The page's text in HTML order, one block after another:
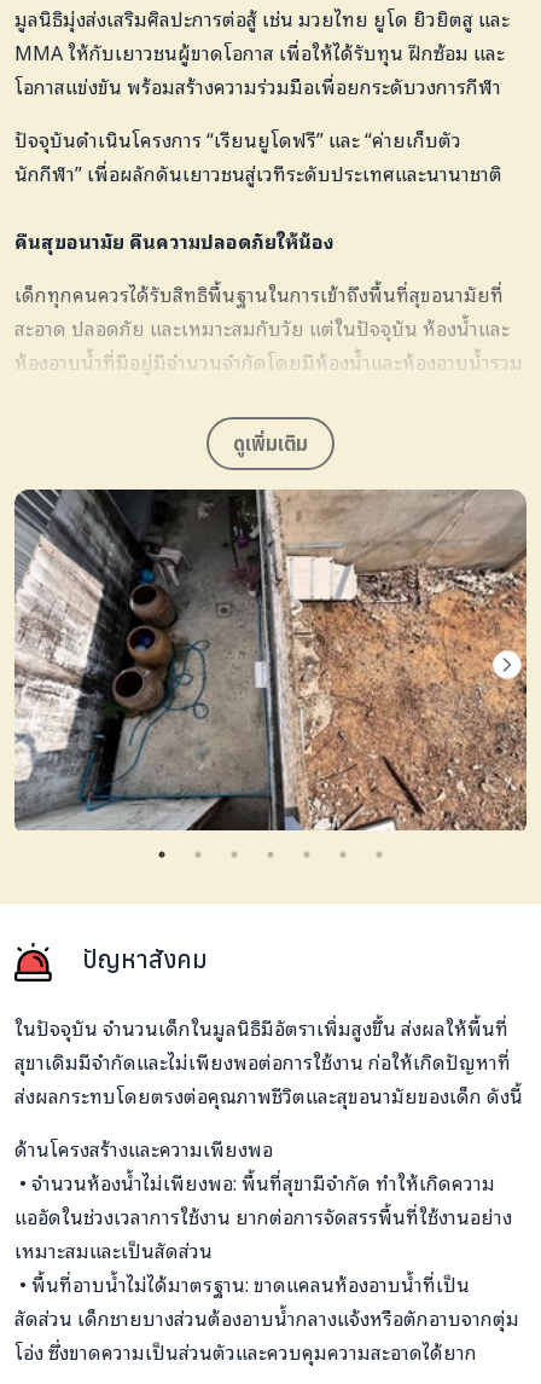
มูลนิธิมุ่งส่งเสริมศิลปะการต่อสู้ เช่น มวยไทย ยูโด ยิวยิตสู และ
MMA ให้กับเยาวชนผู้ขาดโอกาส เพื่อให้ได้รับทุน ฝึกซ้อม และ
โอกาสแข่งขัน พร้อมสร้างความร่วมมือเพื่อยกระดับวงการกีฬา
ปัจจุบันดำเนินโครงการ “เรียนยูโดฟรี” และ “ค่ายเก็บตัว
นักกีฬา” เพื่อผลักดันเยาวชนสู่เวทีระดับประเทศและนานาชาติ
คืนสุขอนามัย คืนความปลอดภัยให้น้อง
เด็กทุกคนควรได้รับสิทธิพื้นฐานในการเข้าถึงพื้นที่สุขอนามัยที่
สะอาด ปลอดภัย และเหมาะสมกับวัย แต่ในปัจจุบัน ห้องน้ำและ
ห้องอาบน้ำที่มีอยู่มีจำนวนจำกัดโดยมีห้องน้ำและห้องอาบน้ำรวม
ได้ ส่งผลต่อการดูแลรักษาความสะอาดและสุขอนามัยของเด็ก
โครงการนี้จึงมุ่งมั่นที่จะสร้างห้องสุขาและห้องอาบน้ำใหม่สำหรับ
เด็กโดยเฉพาะเพื่อเพิ่มจำนวนพื้นที่ใช้งานให้เพียงพอต่อความ
ต้องการจริง ลดความแออัด ง่ายต่อการดูแลรักษาความสะอาดและ
ที่สำคัญที่สุดคือการสร้างพื้นที่ปลอดภัยเพื่อคุณภาพชีวิตและการ
เติบโตที่ดีของเด็กทุกคนในระยะยาว
ดูเพิ่มเติม
ปัญหาสังคม
ในปัจจุบัน จำนวนเด็กในมูลนิธิมีอัตราเพิ่มสูงขึ้น ส่งผลให้พื้นที่
สุขาเดิมมีจำกัดและไม่เพียงพอต่อการใช้งาน ก่อให้เกิดปัญหาที่
ส่งผลกระทบโดยตรงต่อคุณภาพชีวิตและสุขอนามัยของเด็ก ดังนี้
ด้านโครงสร้างและความเพียงพอ
• จำนวนห้องน้ำไม่เพียงพอ: พื้นที่สุขามีจำกัด ทำให้เกิดความ
แออัดในช่วงเวลาการใช้งาน ยากต่อการจัดสรรพื้นที่ใช้งานอย่าง
เหมาะสมและเป็นสัดส่วน
• พื้นที่อาบน้ำไม่ได้มาตรฐาน: ขาดแคลนห้องอาบน้ำที่เป็น
สัดส่วน เด็กชายบางส่วนต้องอาบน้ำกลางแจ้งหรือตักอาบจากตุ่ม
โอ่ง ซึ่งขาดความเป็นส่วนตัวและควบคุมความสะอาดได้ยาก